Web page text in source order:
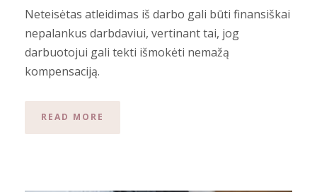
Neteisėtas atleidimas iš darbo gali būti finansiškai
nepalankus darbdaviui, vertinant tai, jog
darbuotojui gali tekti išmokėti nemažą
kompensaciją.
READ MORE